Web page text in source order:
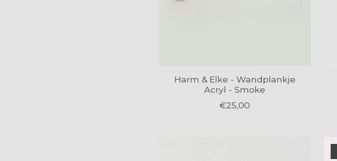
Harm & Elke - Wandplankje
Acryl - Smoke
€25,00